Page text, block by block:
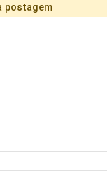
postagem